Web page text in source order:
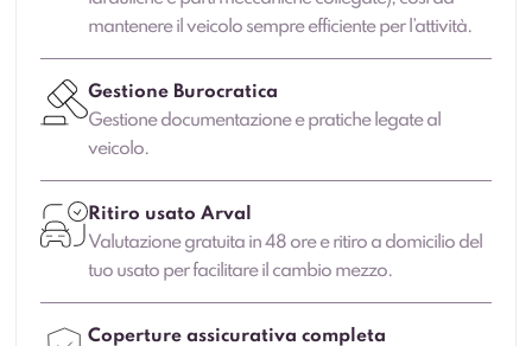
mantenere il veicolo sempre efficiente per l’attività.
Gestione Burocratica
Gestione documentazione e pratiche legate al
veicolo.
Ritiro usato Arval
Valutazione gratuita in 48 ore e ritiro a domicilio del
tuo usato per facilitare il cambio mezzo.
Coperture assicurativa completa